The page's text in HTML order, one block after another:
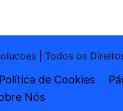
| Todos os
Política de Cookies
Nós